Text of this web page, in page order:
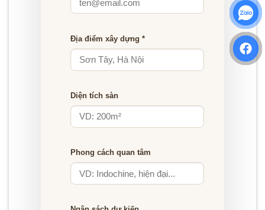
Địa điểm xây dựng *
Diện tích sàn
Phong cách quan tâm